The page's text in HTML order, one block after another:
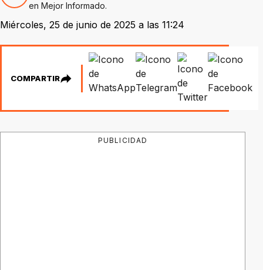
en Mejor Informado.
Miércoles, 25 de junio de 2025 a las 11:24
COMPARTIR
PUBLICIDAD